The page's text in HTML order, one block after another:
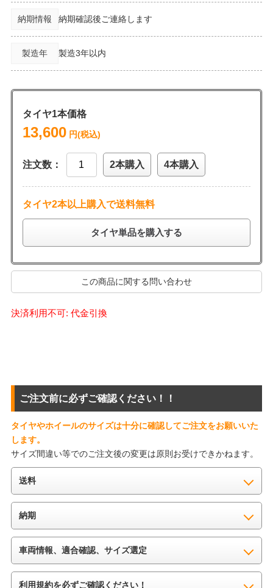
納期情報 納期確認後ご連絡します
製造年 製造3年以内
タイヤ1本価格
13,600円(税込)
注文数： 2本購入 4本購入
タイヤ2本以上購入で送料無料
タイヤ単品を購入する
この商品に関する問い合わせ
決済利用不可: 代金引換
ご注文前に必ずご確認ください！！
タイヤやホイールのサイズは十分に確認してご注文をお願いいた
します。
サイズ間違い等でのご注文後の変更は原則お受けできかねます。
送料
納期
車両情報、適合確認、サイズ選定
利用規約を必ずご確認ください！